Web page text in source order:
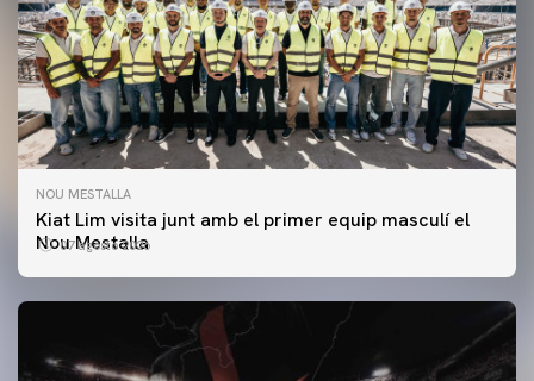
NOU MESTALLA
Kiat Lim visita junt amb el primer equip masculí el
Nou Mestalla
07 agosto 2026